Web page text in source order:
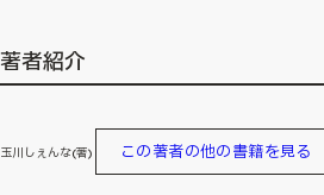
著者紹介
玉川しぇんな(著) この著者の他の書籍を見る